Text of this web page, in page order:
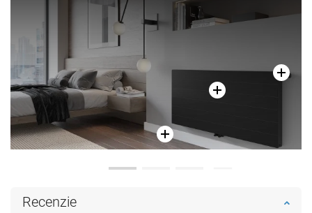
Recenzie